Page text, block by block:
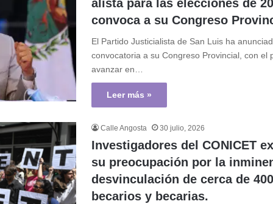
alista para las elecciones de
convoca a su Congreso
El Partido Justicialista de San Luis ha
convocatoria a su Congreso Provincial, con el
avanzar en…
Leer más »
Calle Angosta 30 julio, 2026
Investigadores del CONICET
su preocupación por la
desvinculación de cerca de
becarios y becarias.